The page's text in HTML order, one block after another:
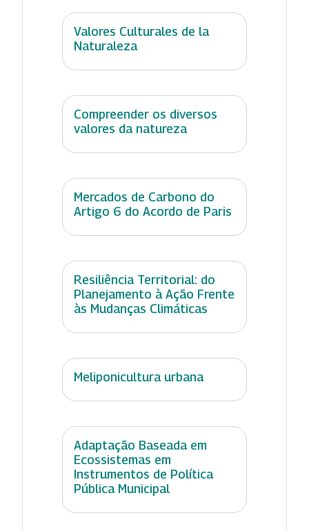
Valores Culturales de la
Naturaleza
Compreender os diversos
valores da natureza
Mercados de Carbono do
Artigo 6 do Acordo de Paris
Resiliência Territorial: do
Planejamento à Ação Frente
às Mudanças Climáticas
Meliponicultura urbana
Adaptação Baseada em
Ecossistemas em
Instrumentos de Política
Pública Municipal